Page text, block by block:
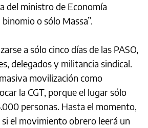
del ministro de Economía
o sólo Massa”.
a sólo cinco días de las PASO,
delegados y militancia sindical.
movilización como
la CGT, porque el lugar sólo
personas. Hasta el momento,
el movimiento obrero leerá un